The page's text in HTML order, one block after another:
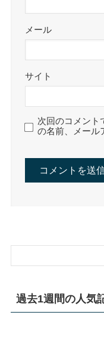
メール
サイト
次回のコメント
の名前、メール
過去1週間の人気